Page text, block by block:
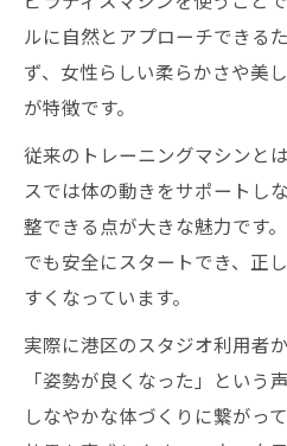
ルに自然とアプローチできる
ず、女性らしい柔らかさや美
が特徴です。
従来のトレーニングマシンと
スでは体の動きをサポートし
整できる点が大きな魅力です
でも安全にスタートでき、正
すくなっています。
実際に港区のスタジオ利用者
「姿勢が良くなった」という
しなやかな体づくりに繋がっ